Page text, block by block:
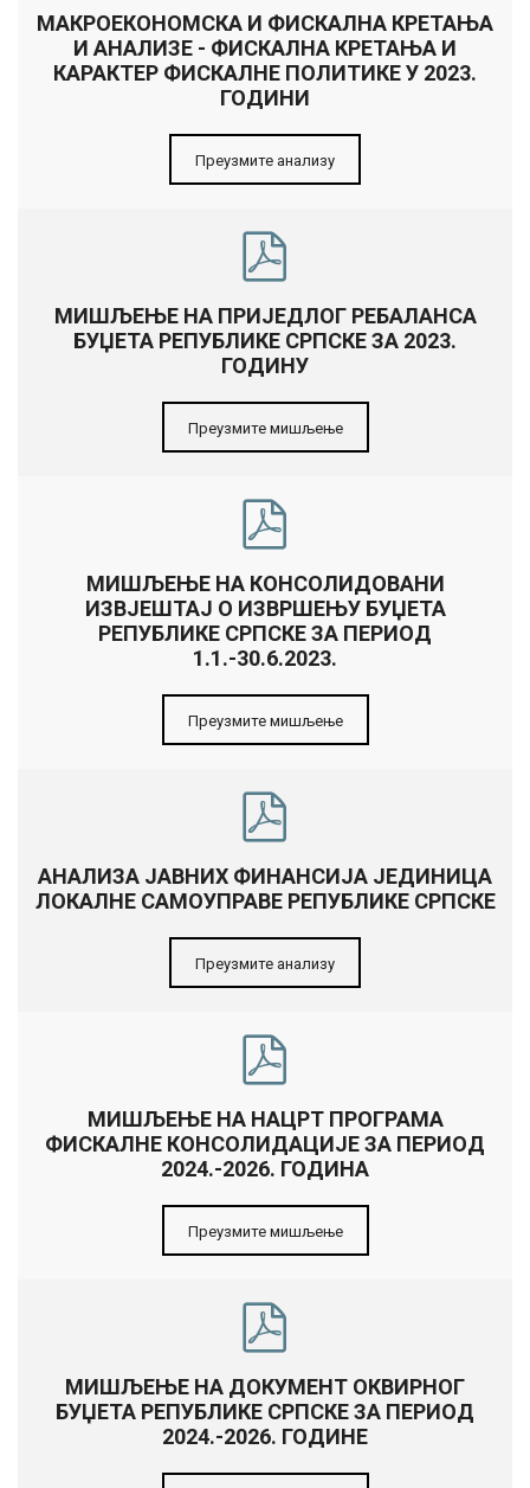
МАКРОЕКОНОМСКА И ФИСКАЛНА КРЕТАЊА
И АНАЛИЗЕ - ФИСКАЛНА КРЕТАЊА И
КАРАКТЕР ФИСКАЛНЕ ПОЛИТИКЕ У 2023.
ГОДИНИ
Преузмите анализу
МИШЉЕЊЕ НА ПРИЈЕДЛОГ РЕБАЛАНСА
БУЏЕТА РЕПУБЛИКЕ СРПСКЕ ЗА 2023.
ГОДИНУ
Преузмите мишљење
МИШЉЕЊЕ НА КОНСОЛИДОВАНИ
ИЗВЈЕШТАЈ О ИЗВРШЕЊУ БУЏЕТА
РЕПУБЛИКЕ СРПСКЕ ЗА ПЕРИОД
1.1.-30.6.2023.
Преузмите мишљење
АНАЛИЗА ЈАВНИХ ФИНАНСИЈА ЈЕДИНИЦА
ЛОКАЛНЕ САМОУПРАВЕ РЕПУБЛИКЕ СРПСКЕ
Преузмите анализу
МИШЉЕЊЕ НА НАЦРТ ПРОГРАМА
ФИСКАЛНЕ КОНСОЛИДАЦИЈЕ ЗА ПЕРИОД
2024.-2026. ГОДИНА
Преузмите мишљење
МИШЉЕЊЕ НА ДОКУМЕНТ ОКВИРНОГ
БУЏЕТА РЕПУБЛИКЕ СРПСКЕ ЗА ПЕРИОД
2024.-2026. ГОДИНЕ